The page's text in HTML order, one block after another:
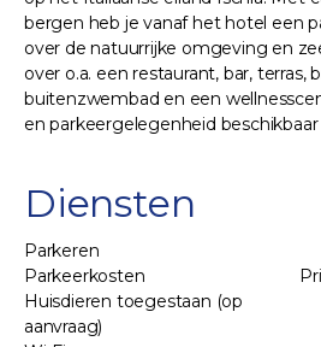
bergen heb je vanaf het hotel een
over de natuurrijke omgeving en
over o.a. een restaurant, bar, terras,
buitenzwembad en een
en parkeergelegenheid
Diensten
Parkeren
Parkeerkosten
Huisdieren toegestaan (op
aanvraag)